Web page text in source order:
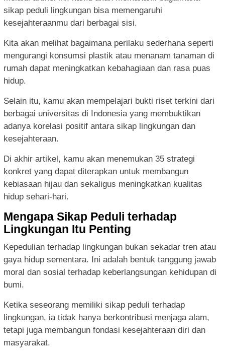
sikap peduli lingkungan bisa memengaruhi
kesejahteraanmu dari berbagai sisi.
Kita akan melihat bagaimana perilaku sederhana seperti
mengurangi konsumsi plastik atau menanam tanaman di
rumah dapat meningkatkan kebahagiaan dan rasa puas
hidup.
Selain itu, kamu akan mempelajari bukti riset terkini dari
berbagai universitas di Indonesia yang membuktikan
adanya korelasi positif antara sikap lingkungan dan
kesejahteraan.
Di akhir artikel, kamu akan menemukan 35 strategi
konkret yang dapat diterapkan untuk membangun
kebiasaan hijau dan sekaligus meningkatkan kualitas
hidup sehari-hari.
Mengapa Sikap Peduli terhadap
Lingkungan Itu Penting
Kepedulian terhadap lingkungan bukan sekadar tren atau
gaya hidup sementara. Ini adalah bentuk tanggung jawab
moral dan sosial terhadap keberlangsungan kehidupan di
bumi.
Ketika seseorang memiliki sikap peduli terhadap
lingkungan, ia tidak hanya berkontribusi menjaga alam,
tetapi juga membangun fondasi kesejahteraan diri dan
masyarakat.